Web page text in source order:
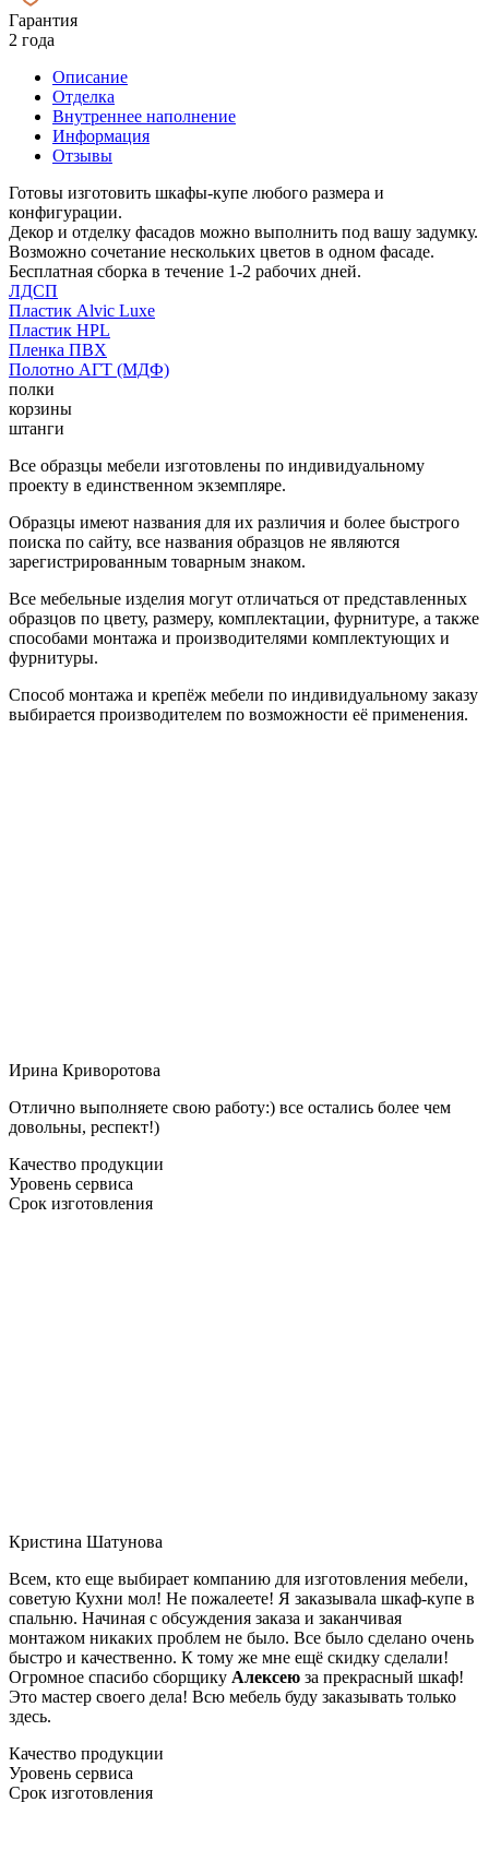
Гарантия
2 года
Описание
Отделка
Внутреннее наполнение
Информация
Отзывы
Готовы изготовить шкафы-купе любого размера и
конфигурации.
Декор и отделку фасадов можно выполнить под вашу задумку.
Возможно сочетание нескольких цветов в одном фасаде.
Бесплатная сборка в течение 1-2 рабочих дней.
ЛДСП
Пластик Alvic Luxe
Пластик HPL
Пленка ПВХ
Полотно АГТ (МДФ)
полки
корзины
штанги
Все образцы мебели изготовлены по индивидуальному
проекту в единственном экземпляре.
Образцы имеют названия для их различия и более быстрого
поиска по сайту, все названия образцов не являются
зарегистрированным товарным знаком.
Все мебельные изделия могут отличаться от представленных
образцов по цвету, размеру, комплектации, фурнитуре, а также
способами монтажа и производителями комплектующих и
фурнитуры.
Способ монтажа и крепёж мебели по индивидуальному заказу
выбирается производителем по возможности её применения.
Ирина Криворотова
Отлично выполняете свою работу:) все остались более чем
довольны, респект!)
Качество продукции
Уровень сервиса
Срок изготовления
Кристина Шатунова
Всем, кто еще выбирает компанию для изготовления мебели,
советую Кухни мол! Не пожалеете! Я заказывала шкаф-купе в
спальню. Начиная с обсуждения заказа и заканчивая
монтажом никаких проблем не было. Все было сделано очень
быстро и качественно. К тому же мне ещё скидку сделали!
Огромное спасибо сборщику Алексею за прекрасный шкаф!
Это мастер своего дела! Всю мебель буду заказывать только
здесь.
Качество продукции
Уровень сервиса
Срок изготовления